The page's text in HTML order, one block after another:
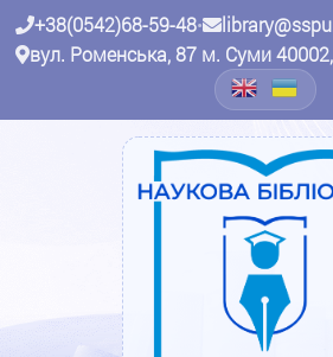
+38(0542)68-59-48•
вул. Роменська, 87 м. Суми 40002,